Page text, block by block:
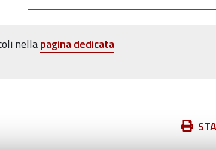
nellapagina dedicata
Azioni